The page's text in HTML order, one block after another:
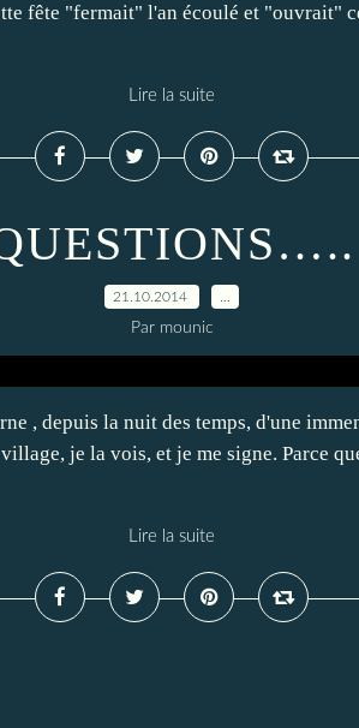
fête "fermait" l'an écoulé et "ouvrait"
Lire la suite
21.10.2014
Par mounic
, depuis la nuit des temps, d'une
je la vois, et je me signe. Parce
Lire la suite